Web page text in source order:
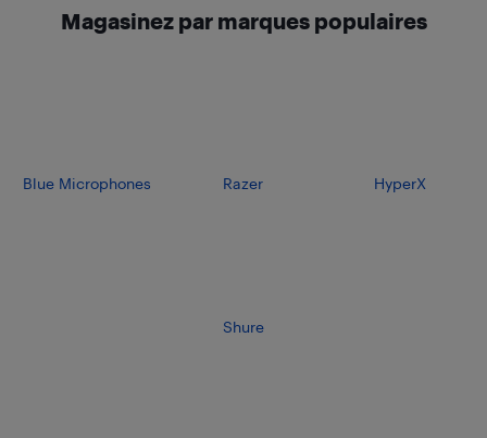
Magasinez par marques populaires
Blue Microphones Razer HyperX
Shure